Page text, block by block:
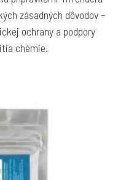
zásadných dôvodov –
ochrany a podpory
chémie.